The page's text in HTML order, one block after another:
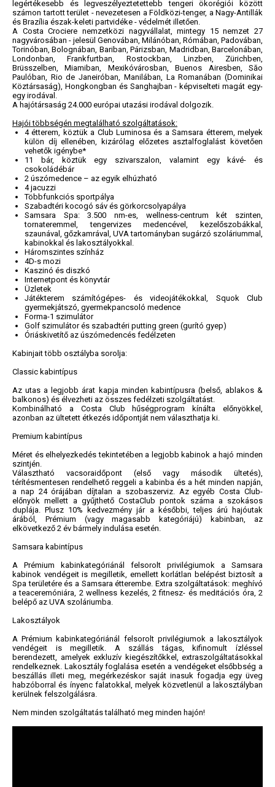
legértékesebb és legveszélyeztetettebb tengeri ökorégiói között
számon tartott terület - nevezetesen a Földközi-tenger, a Nagy-Antillák
és Brazília észak-keleti partvidéke - védelmét illetően.
A Costa Crociere nemzetközi nagyvállalat, mintegy 15 nemzet 27
nagyvárosában - jelesül Genovában, Milánóban, Rómában, Padovában,
Torinóban, Bolognában, Bariban, Párizsban, Madridban, Barcelonában,
Londonban, Frankfurtban, Rostockban, Linzben, Zürichben,
Brüsszelben, Miamiban, Mexikóvárosban, Buenos Airesben, Săo
Paulóban, Rio de Janeiróban, Manilában, La Romanában (Dominikai
Köztársaság), Hongkongban és Sanghajban - képviselteti magát egy-
egy irodával.
A hajótársaság 24.000 európai utazási irodával dolgozik.
Hajói többségén megtalálható szolgáltatások:
4 étterem, köztük a Club Luminosa és a Samsara étterem, melyek
külön díj ellenében, kizárólag előzetes asztalfoglalást követően
vehetők igénybe*
11 bár, köztük egy szivarszalon, valamint egy kávé- és
csokoládébár
2 úszómedence – az egyik elhúzható
4 jacuzzi
Többfunkciós sportpálya
Szabadtéri kocogó sáv és görkorcsolyapálya
Samsara Spa: 3.500 nm-es, wellness-centrum két szinten,
tornateremmel, tengervizes medencével, kezelőszobákkal,
szaunával, gőzkamrával, UVA tartományban sugárzó szoláriummal,
kabinokkal és lakosztályokkal.
Háromszintes színház
4D-s mozi
Kaszinó és diszkó
Internetpont és könyvtár
Üzletek
Játékterem számítógépes- és videojátékokkal, Squok Club
gyermekjátszó, gyermekpancsoló medence
Forma-1 szimulátor
Golf szimulátor és szabadtéri putting green (gurító gyep)
Óriáskivetítő az úszómedencés fedélzeten
Kabinjait több osztályba sorolja:
Classic kabintípus
Az utas a legjobb árat kapja minden kabintípusra (belső, ablakos &
balkonos) és élvezheti az összes fedélzeti szolgáltatást.
Kombinálható a Costa Club hűségprogram kínálta előnyökkel,
azonban az ültetett étkezés időpontját nem választhatja ki.
Premium kabintípus
Méret és elhelyezkedés tekintetében a legjobb kabinok a hajó minden
szintjén.
Választható vacsoraidőpont (első vagy második ültetés),
térítésmentesen rendelhető reggeli a kabinba és a hét minden napján,
a nap 24 órájában díjtalan a szobaszerviz. Az egyéb Costa Club-
előnyök mellett a gyűjthető CostaClub pontok száma a szokásos
duplája. Plusz 10% kedvezmény jár a későbbi, teljes árú hajóutak
árából, Prémium (vagy magasabb kategóriájú) kabinban, az
elkövetkező 2 év bármely indulása esetén.
Samsara kabintípus
A Prémium kabinkategóriánál felsorolt privilégiumok a Samsara
kabinok vendégeit is megilletik, emellett korlátlan belépést biztosít a
Spa területére és a Samsara étterembe. Extra szolgáltatások: meghívó
a teaceremóniára, 2 wellness kezelés, 2 fitnesz- és meditációs óra, 2
belépő az UVA szoláriumba.
Lakosztályok
A Prémium kabinkategóriánál felsorolt privilégiumok a lakosztályok
vendégeit is megilletik. A szállás tágas, kifinomult ízléssel
berendezett, amelyek exkluzív kiegészítőkkel, extraszolgáltatásokkal
rendelkeznek. Lakosztály foglalása esetén a vendégeket elsőbbség a
beszállás illeti meg, megérkezéskor saját inasuk fogadja egy üveg
habzóborral és ínyenc falatokkal, melyek közvetlenül a lakosztályban
kerülnek felszolgálásra.
Nem minden szolgáltatás található meg minden hajón!